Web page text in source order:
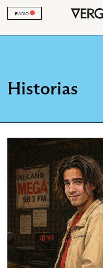
RADIO
Historias